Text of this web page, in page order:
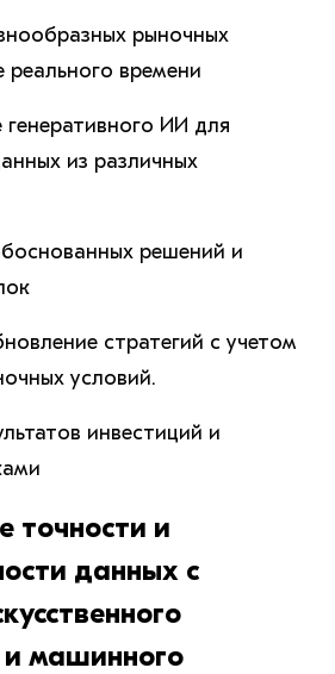
рыночных
времени
ИИ для
из различных
решений и
стратегий с учетом
условий.
инвестиций и
точности и
данных с
и машинного